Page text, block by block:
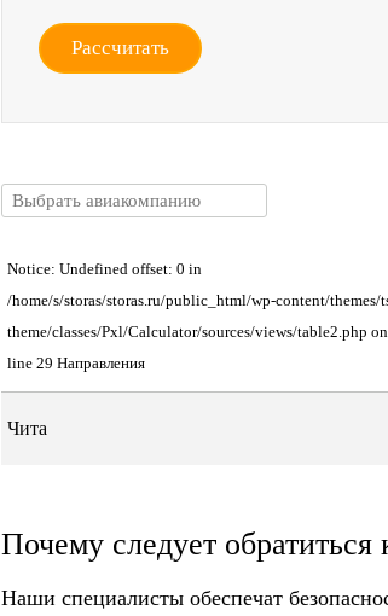
Рассчитать
Notice: Undefined offset: 0 in
/home/s/storas/storas.ru/public_html/wp-content/themes/
theme/classes/Pxl/Calculator/sources/views/table2.php on
line 29 Направления
Чита
Почему следует обратиться
Наши специалисты обеспечат